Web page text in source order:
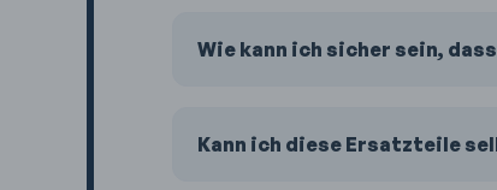
Wie kann ich sicher sein,
Kann ich diese Ersatzteile